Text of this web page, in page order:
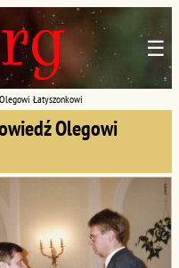
☰
Łatyszonkowi
Olegowi